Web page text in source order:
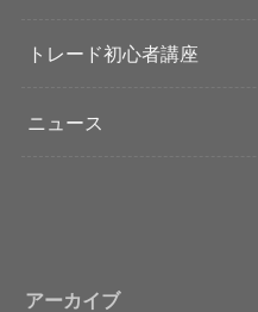
トレード初心者講座
ニュース
アーカイブ